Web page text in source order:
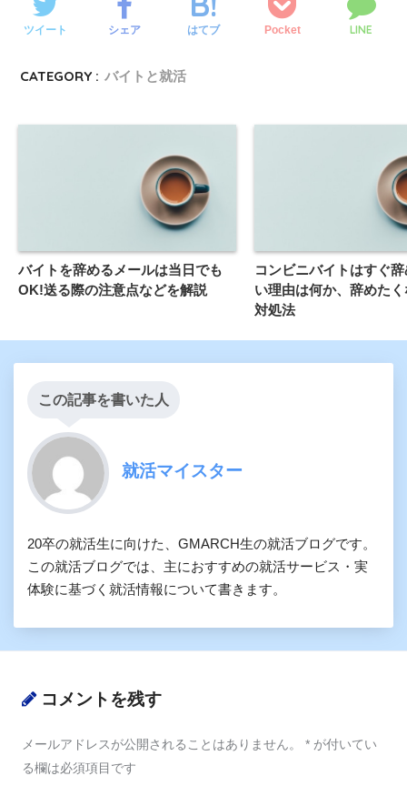
ツイート シェア はてブ Pocket LINE
CATEGORY : バイトと就活
バイトを辞めるメールは当日でも
OK!送る際の注意点などを解説
コンビニバイトはすぐ
い理由は何か、辞めた
対処法
この記事を書いた人
就活マイスター
20卒の就活生に向けた、GMARCH生の就活ブログです。
この就活ブログでは、主におすすめの就活サービス・実
体験に基づく就活情報について書きます。
コメントを残す
メールアドレスが公開されることはありません。 * が付いてい
る欄は必須項目です